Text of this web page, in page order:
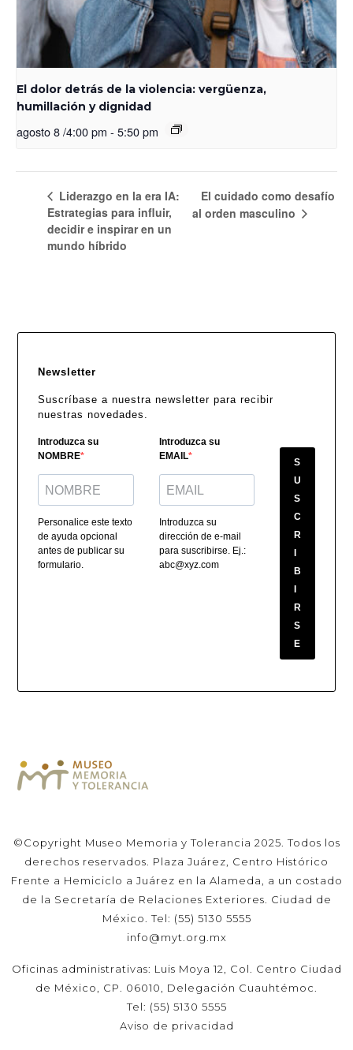
El dolor detrás de la violencia: vergüenza,
humillación y dignidad
agosto 8 /4:00 pm - 5:50 pm
Liderazgo en la era IA:
Estrategias para influir,
decidir e inspirar en un
mundo híbrido
El cuidado como desafío
al orden masculino
Newsletter
Suscríbase a nuestra newsletter para recibir
nuestras novedades.
Introduzca su
NOMBRE
Personalice este texto
de ayuda opcional
antes de publicar su
formulario.
Introduzca su
EMAIL
Introduzca su
dirección de e-mail
para suscribirse. Ej.:
abc@xyz.com
S
U
S
C
R
B
R
S
E
©Copyright Museo Memoria y Tolerancia 2025. Todos los
derechos reservados. Plaza Juárez, Centro Histórico
Frente a Hemiciclo a Juárez en la Alameda, a un costado
de la Secretaría de Relaciones Exteriores. Ciudad de
México. Tel: (55) 5130 5555
info@myt.org.mx
Oficinas administrativas: Luis Moya 12, Col. Centro Ciudad
de México, CP. 06010, Delegación Cuauhtémoc.
Tel: (55) 5130 5555
Aviso de privacidad